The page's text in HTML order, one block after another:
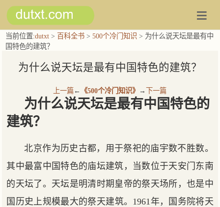
当前位置:dutxt > 百科全书 >500个冷门知识 > 为什么说天坛是最有中
国特色的建筑？
为什么说天坛是最有中国特色的建筑？
上一篇 ← 《500个冷门知识》 → 下一篇
为什么说天坛是最有中国特色的
建筑？
北京作为历史古都，用于祭祀的庙宇数不胜数。
其中最富中国特色的庙坛建筑，当数位于天安门东南
的天坛了。天坛是明清时期皇帝的祭天场所，也是中
国历史上规模最大的祭天建筑。1961年，国务院将天